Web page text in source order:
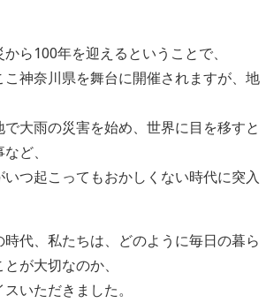
ら100年を迎えるということで、
こ神奈川県を舞台に開催されますが、地
大雨の災害を始め、世界に目を移すと
ど、
つ起こってもおかしくない時代に突入
代、私たちは、どのように毎日の暮ら
が大切なのか、
いただきました。